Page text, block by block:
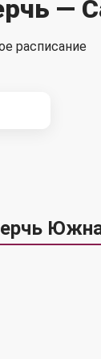
—
расписание